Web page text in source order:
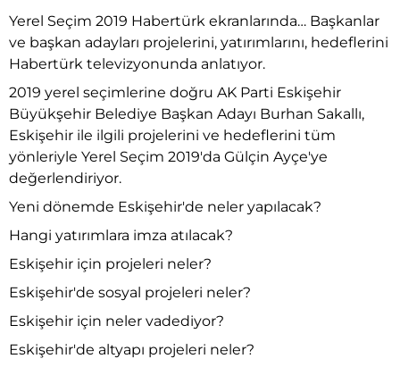
Yerel Seçim 2019 Habertürk ekranlarında… Başkanlar
ve başkan adayları projelerini, yatırımlarını, hedeflerini
Habertürk televizyonunda anlatıyor.
2019 yerel seçimlerine doğru AK Parti Eskişehir
Büyükşehir Belediye Başkan Adayı Burhan Sakallı,
Eskişehir ile ilgili projelerini ve hedeflerini tüm
yönleriyle Yerel Seçim 2019'da Gülçin Ayçe'ye
değerlendiriyor.
Yeni dönemde Eskişehir'de neler yapılacak?
Hangi yatırımlara imza atılacak?
Eskişehir için projeleri neler?
Eskişehir'de sosyal projeleri neler?
Eskişehir için neler vadediyor?
Eskişehir'de altyapı projeleri neler?